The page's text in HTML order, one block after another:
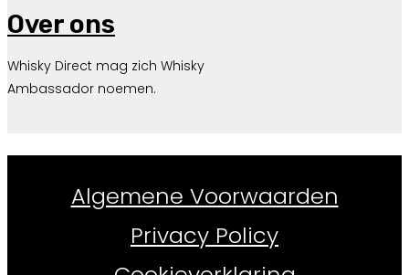
Over ons
Whisky Direct mag zich Whisky
Ambassador noemen.
Algemene Voorwaarden
Privacy Policy